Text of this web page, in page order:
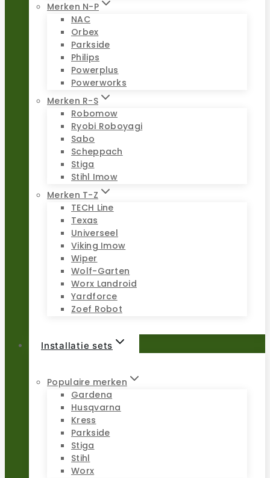
Merken N-P
NAC
Orbex
Parkside
Philips
Powerplus
Powerworks
Merken R-S
Robomow
Ryobi Roboyagi
Sabo
Scheppach
Stiga
Stihl Imow
Merken T-Z
TECH Line
Texas
Universeel
Viking Imow
Wiper
Wolf-Garten
Worx Landroid
Yardforce
Zoef Robot
Installatie sets
Populaire merken
Gardena
Husqvarna
Kress
Parkside
Stiga
Stihl
Worx